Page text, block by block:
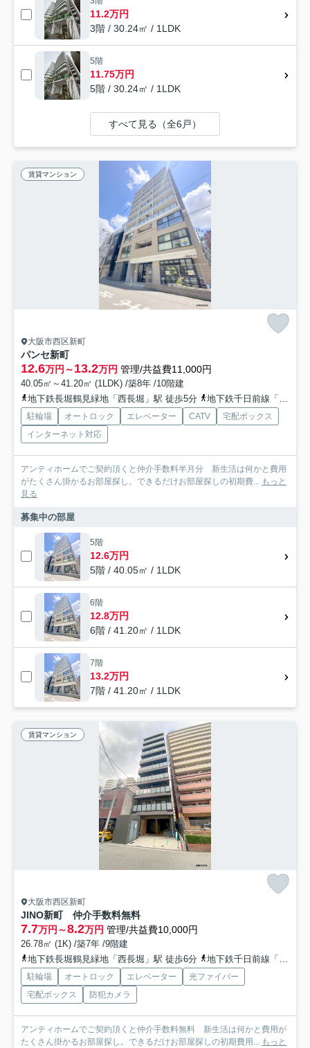
11.2万円
3階 / 30.24㎡ / 1LDK
5階
11.75万円
5階 / 30.24㎡ / 1LDK
すべて見る（全6戸）
賃貸マンション
大阪市西区新町
パンセ新町
12.6万円～13.2万円 管理/共益費11,000円
40.05㎡～41.20㎡ (1LDK) /築8年 /10階建
地下鉄長堀鶴見緑地「西長堀」駅 徒歩5分
地下鉄千日前線「阿波座」駅 徒歩10分
駐輪場 オートロック エレベーター CATV
宅配ボックス
インターネット対応
アンティホームでご契約頂くと仲介手数料半月分 新生活は何かと費用
がたくさん掛かるお部屋探し。できるだけお部屋探しの初期費...
もっと
見る
募集中の部屋
5階
12.6万円
5階 / 40.05㎡ / 1LDK
6階
12.8万円
6階 / 41.20㎡ / 1LDK
7階
13.2万円
7階 / 41.20㎡ / 1LDK
賃貸マンション
大阪市西区新町
JINO新町 仲介手数料無料
7.7万円～8.2万円 管理/共益費10,000円
26.78㎡ (1K) /築7年 /9階建
地下鉄長堀鶴見緑地「西長堀」駅 徒歩6分
地下鉄千日前線「阿波座」駅 徒歩9分
駐輪場 オートロック エレベーター
光ファイバー
宅配ボックス
防犯カメラ
アンティホームでご契約頂くと仲介手数料無料 新生活は何かと費用が
たくさん掛かるお部屋探し。できるだけお部屋探しの初期費用... もっと